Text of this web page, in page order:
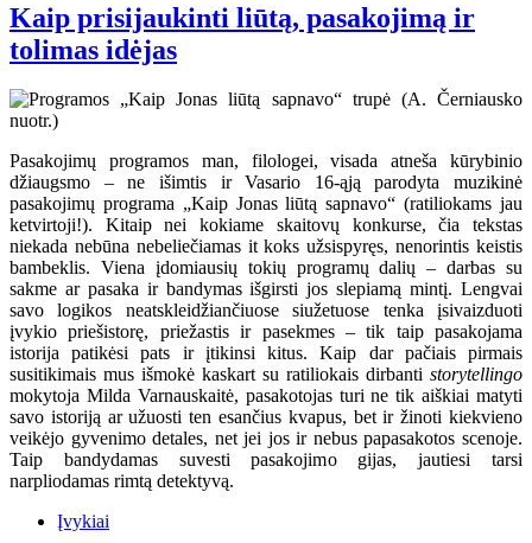
Kaip prisijaukinti liūtą, pasakojimą ir
tolimas idėjas
Pasakojimų programos man, filologei, visada atneša kūrybinio
džiaugsmo – ne išimtis ir Vasario 16-ąją parodyta muzikinė
pasakojimų programa „Kaip Jonas liūtą sapnavo“ (ratiliokams jau
ketvirtoji!). Kitaip nei kokiame skaitovų konkurse, čia tekstas
niekada nebūna nebeliečiamas it koks užsispyręs, nenorintis keistis
bambeklis. Viena įdomiausių tokių programų dalių – darbas su
sakme ar pasaka ir bandymas išgirsti jos slepiamą mintį. Lengvai
savo logikos neatskleidžiančiuose siužetuose tenka įsivaizduoti
įvykio priešistorę, priežastis ir pasekmes – tik taip pasakojama
istorija patikėsi pats ir įtikinsi kitus. Kaip dar pačiais pirmais
susitikimais mus išmokė kaskart su ratiliokais dirbanti storytellingo
mokytoja Milda Varnauskaitė, pasakotojas turi ne tik aiškiai matyti
savo istoriją ar užuosti ten esančius kvapus, bet ir žinoti kiekvieno
veikėjo gyvenimo detales, net jei jos ir nebus papasakotos scenoje.
Taip bandydamas suvesti pasakojimo gijas, jautiesi tarsi
narpliodamas rimtą detektyvą.
Įvykiai